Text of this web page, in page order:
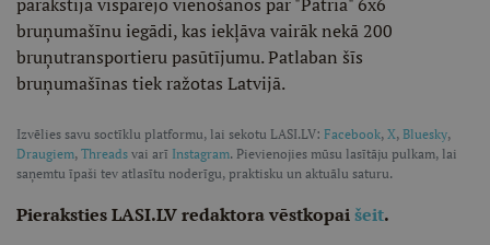
bruņumašīnu iegādi, kas iekļāva vairāk nekā 200
bruņutransportieru pasūtījumu. Patlaban šīs
bruņumašīnas tiek ražotas Latvijā.
Izvēlies savu soctīklu platformu, lai sekotu LASI.LV: Facebook, X, Bluesky,
Draugiem, Threads vai arī Instagram. Pievienojies mūsu lasītāju pulkam, lai
saņemtu īpaši tev atlasītu noderīgu, praktisku un aktuālu saturu.
Pieraksties LASI.LV redaktora vēstkopaišeit.